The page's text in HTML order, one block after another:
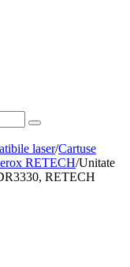
laser/Cartuse
RETECH/Unitate
RETECH